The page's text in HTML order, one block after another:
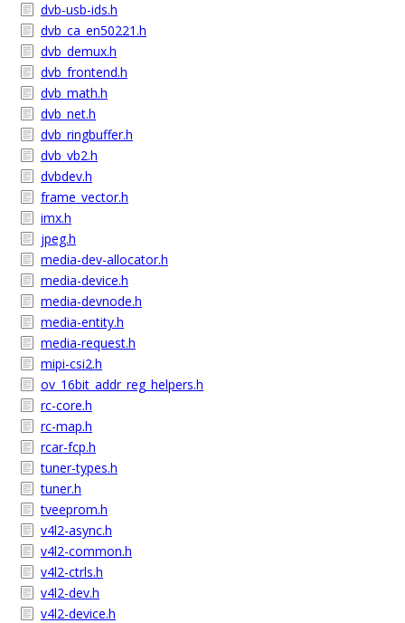
dvb-usb-ids.h
dvb_ca_en50221.h
dvb_demux.h
dvb_frontend.h
dvb_math.h
dvb_net.h
dvb_ringbuffer.h
dvb_vb2.h
dvbdev.h
frame_vector.h
imx.h
jpeg.h
media-dev-allocator.h
media-device.h
media-devnode.h
media-entity.h
media-request.h
mipi-csi2.h
ov_16bit_addr_reg_helpers.h
rc-core.h
rc-map.h
rcar-fcp.h
tuner-types.h
tuner.h
tveeprom.h
v4l2-async.h
v4l2-common.h
v4l2-ctrls.h
v4l2-dev.h
v4l2-device.h